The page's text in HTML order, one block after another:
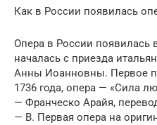
Как в России появилась
Опера в России появилась
началась с приезда
Анны Иоанновны. Первое
1736 года, опера — «Сила
— Франческо Арайя,
— В. Первая опера на